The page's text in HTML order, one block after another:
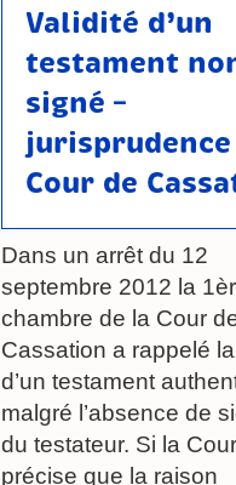
Validité d’un
testament
signé –
jurisprudence
Cour de
Dans un arrêt du 12
septembre 2012 la
chambre de la Cour
Cassation a rappelé
d’un testament
malgré l’absence de
du testateur. Si la Cour
précise que la raison